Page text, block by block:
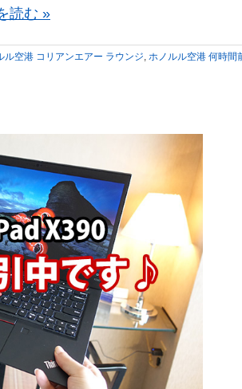
読む »
ル空港 コリアンエアー ラウンジ, ホノルル空港 何時間